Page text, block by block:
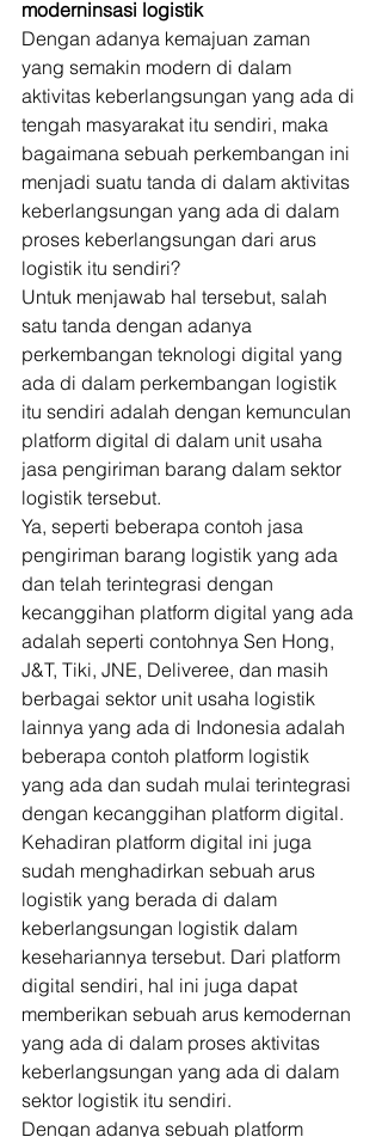
moderninsasi logistik
Dengan adanya kemajuan zaman
yang semakin modern di dalam
aktivitas keberlangsungan yang ada di
tengah masyarakat itu sendiri, maka
bagaimana sebuah perkembangan ini
menjadi suatu tanda di dalam aktivitas
keberlangsungan yang ada di dalam
proses keberlangsungan dari arus
logistik itu sendiri?
Untuk menjawab hal tersebut, salah
satu tanda dengan adanya
perkembangan teknologi digital yang
ada di dalam perkembangan logistik
itu sendiri adalah dengan kemunculan
platform digital di dalam unit usaha
jasa pengiriman barang dalam sektor
logistik tersebut.
Ya, seperti beberapa contoh jasa
pengiriman barang logistik yang ada
dan telah terintegrasi dengan
kecanggihan platform digital yang ada
adalah seperti contohnya Sen Hong,
J&T, Tiki, JNE, Deliveree, dan masih
berbagai sektor unit usaha logistik
lainnya yang ada di Indonesia adalah
beberapa contoh platform logistik
yang ada dan sudah mulai terintegrasi
dengan kecanggihan platform digital.
Kehadiran platform digital ini juga
sudah menghadirkan sebuah arus
logistik yang berada di dalam
keberlangsungan logistik dalam
kesehariannya tersebut. Dari platform
digital sendiri, hal ini juga dapat
memberikan sebuah arus kemodernan
yang ada di dalam proses aktivitas
keberlangsungan yang ada di dalam
sektor logistik itu sendiri.
Dengan adanya sebuah platform